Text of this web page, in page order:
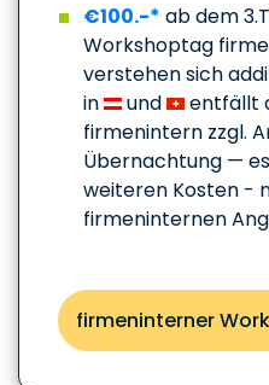
€100.-* ab dem
Workshoptag
verstehen sich
in
und
entfällt
firmenintern zzgl.
Übernachtung —
weiteren Kosten -
firmeninternen
firmeninterner